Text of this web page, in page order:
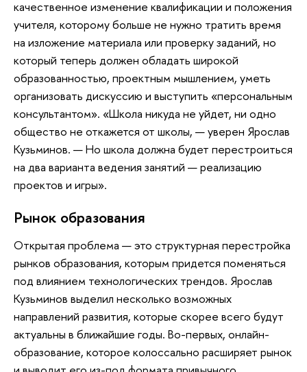
качественное изменение квалификации и положения
учителя, которому больше не нужно тратить время
на изложение материала или проверку заданий, но
который теперь должен обладать широкой
образованностью, проектным мышлением, уметь
организовать дискуссию и выступить «персональным
консультантом». «Школа никуда не уйдет, ни одно
общество не откажется от школы, — уверен Ярослав
Кузьминов. — Но школа должна будет перестроиться
на два варианта ведения занятий — реализацию
проектов и игры».
Рынок образования
Открытая проблема — это структурная перестройка
рынков образования, которым придется поменяться
под влиянием технологических трендов. Ярослав
Кузьминов выделил несколько возможных
направлений развития, которые скорее всего будут
актуальны в ближайшие годы. Во-первых, онлайн-
образование, которое колоссально расширяет рынок